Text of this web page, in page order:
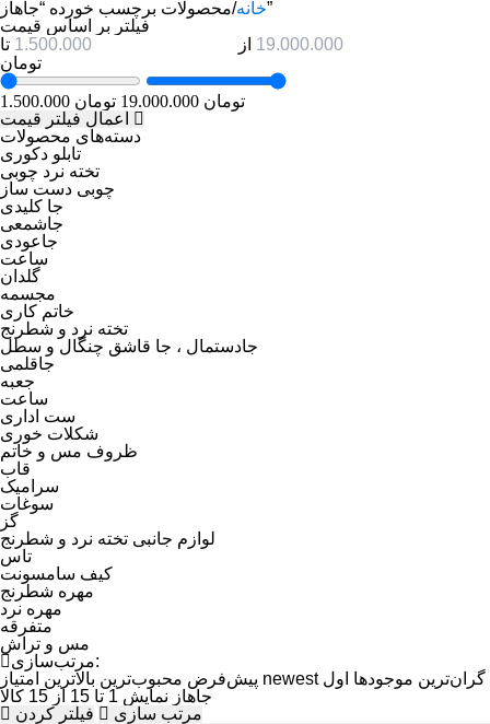
خانه/
محصولات برچسب خورده “جاهاز”
فیلتر بر اساس قیمت
از
تا
تومان
1.500.000 تومان 19.000.000 تومان
اعمال فیلتر قیمت
دسته‌های محصولات
تابلو دکوری
تخته نرد چوبی
چوبی دست ساز
جا کلیدی
جاشمعی
جاعودی
ساعت
گلدان
مجسمه
خاتم کاری
تخته نرد و شطرنج
جادستمال ، جا قاشق چنگال و سطل
جاقلمی
جعبه
ساعت
ست اداری
شکلات خوری
ظروف مس و خاتم
قاب
سرامیک
سوغات
گز
لوازم جانبی تخته نرد و شطرنج
تاس
کیف سامسونت
مهره شطرنج
مهره نرد
متفرقه
مس و تراش
مرتب‌سازی:
پیش‌فرض محبوب‌ترین بالاترین امتیاز newest گران‌ترین موجودها اول
جاهاز نمایش 1 تا 15 از 15 کالا
فیلتر کردن
مرتب سازی